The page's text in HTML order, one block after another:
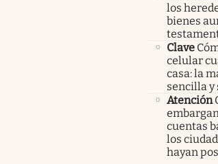
los
bienes
Clave
celular
casa: la
sencilla y
Atención
cuentas
los
hayan